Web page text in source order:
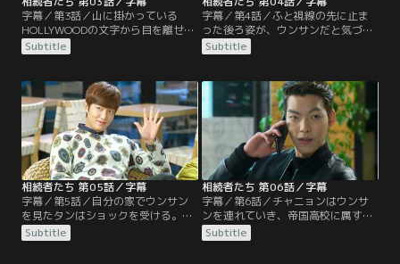
字幕／第3話／山に掛かっている
HOLLYWOODの文字から目を離せな
いウンサンにタンは呆れる。タン
は、急に行くところがあると言いウ
く。一方、アメリカに居たチャニョ
ンはウンサンに会い、恋人のように
幸せそうに過ごすのだが…。
Subtitle
字幕／第4話／ふと視線の先に止ま
った後ろ姿が、ウンサンだと気づい
たタンは心臓が止まりそうになる。
ラヘルが抱きついていることも忘れ
ウンサンはそのまま空港のゲートへ
入ってしまう。一方、独り残された
タンは寂しげな様子を見せる…。
Subtitle
相続者たち 第05話／字幕
字幕／第5話／自分の家でウンサン
を見たタンはショックを受ける。一
方、授業を終えて出てきたウンサン
は、絵のように立っているタンを見
Subtitle
相続者たち 第06話／字幕
字幕／第6話／チャニョンはウンサ
ンを連れていき、帝国高校に属する
階級について説明する。ラヘルは、
ウンサンを気にするタンのせいでイ
Subtitle